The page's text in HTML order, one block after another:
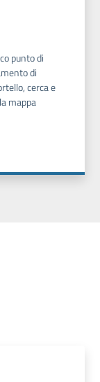
punto di
di
cerca e
mappa